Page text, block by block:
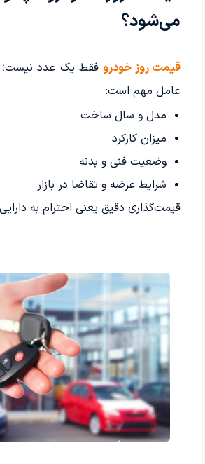
می‌شود؟
قیمت روز خودروفقط یک عدد نیست؛
عامل مهم است:
مدل و سال ساخت
میزان کارکرد
وضعیت فنی و بدنه
شرایط عرضه و تقاضا در بازار
قیمت‌گذاری دقیق یعنی احترام به